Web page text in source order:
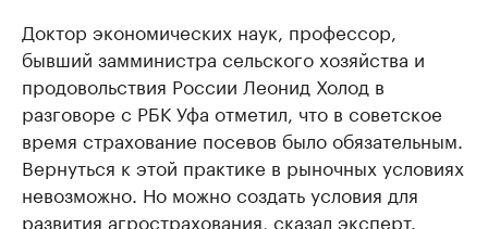
Доктор экономических наук, профессор,
бывший замминистра сельского хозяйства и
продовольствия России Леонид Холод в
разговоре с РБК Уфа отметил, что в советское
время страхование посевов было обязательным.
Вернуться к этой практике в рыночных условиях
невозможно. Но можно создать условия для
развития агрострахования, сказал эксперт.